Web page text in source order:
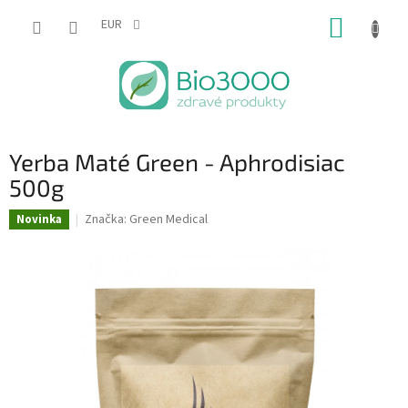
EUR
Yerba Maté Green - Aphrodisiac
500g
Novinka Značka: Green Medical